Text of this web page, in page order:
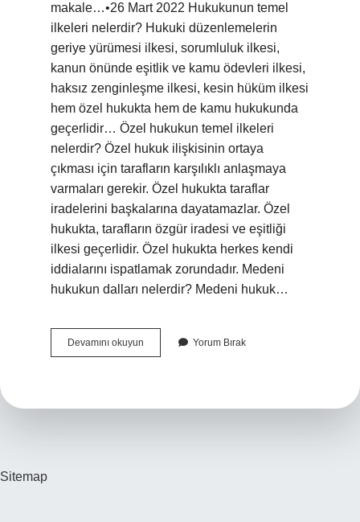
makale…•26 Mart 2022 Hukukunun temel
ilkeleri nelerdir? Hukuki düzenlemelerin
geriye yürümesi ilkesi, sorumluluk ilkesi,
kanun önünde eşitlik ve kamu ödevleri ilkesi,
haksız zenginleşme ilkesi, kesin hüküm ilkesi
hem özel hukukta hem de kamu hukukunda
geçerlidir… Özel hukukun temel ilkeleri
nelerdir? Özel hukuk ilişkisinin ortaya
çıkması için tarafların karşılıklı anlaşmaya
varmaları gerekir. Özel hukukta taraflar
iradelerini başkalarına dayatamazlar. Özel
hukukta, tarafların özgür iradesi ve eşitliği
ilkesi geçerlidir. Özel hukukta herkes kendi
iddialarını ispatlamak zorundadır. Medeni
hukukun dalları nelerdir? Medeni hukuk…
Devamını okuyun
Hukukun
Yorum Bırak
Sitemap